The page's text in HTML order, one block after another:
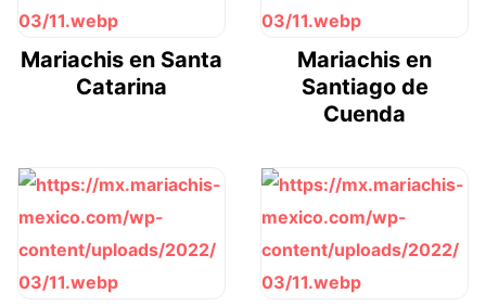
Mariachis en Santa
Catarina
Mariachis en
Santiago de
Cuenda